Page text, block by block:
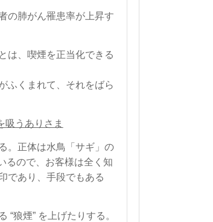
の肺がん罹患率が上昇す
は、喫煙を正当化できる
ふくまれて、それをばら
吸うありさま
。正体は水鳥「サギ」の
るので、お客様は全く知
であり、手段でもある
狼煙” を上げたりする。